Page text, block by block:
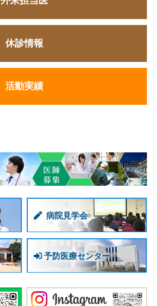
休診情報
活動実績
病院見学会
予防医療センター